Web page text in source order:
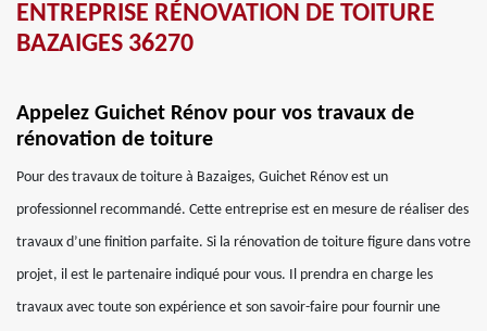
ENTREPRISE RÉNOVATION DE TOITURE
BAZAIGES 36270
Appelez Guichet Rénov pour vos travaux de
rénovation de toiture
Pour des travaux de toiture à Bazaiges, Guichet Rénov est un
professionnel recommandé. Cette entreprise est en mesure de réaliser des
travaux d’une finition parfaite. Si la rénovation de toiture figure dans votre
projet, il est le partenaire indiqué pour vous. Il prendra en charge les
travaux avec toute son expérience et son savoir-faire pour fournir une